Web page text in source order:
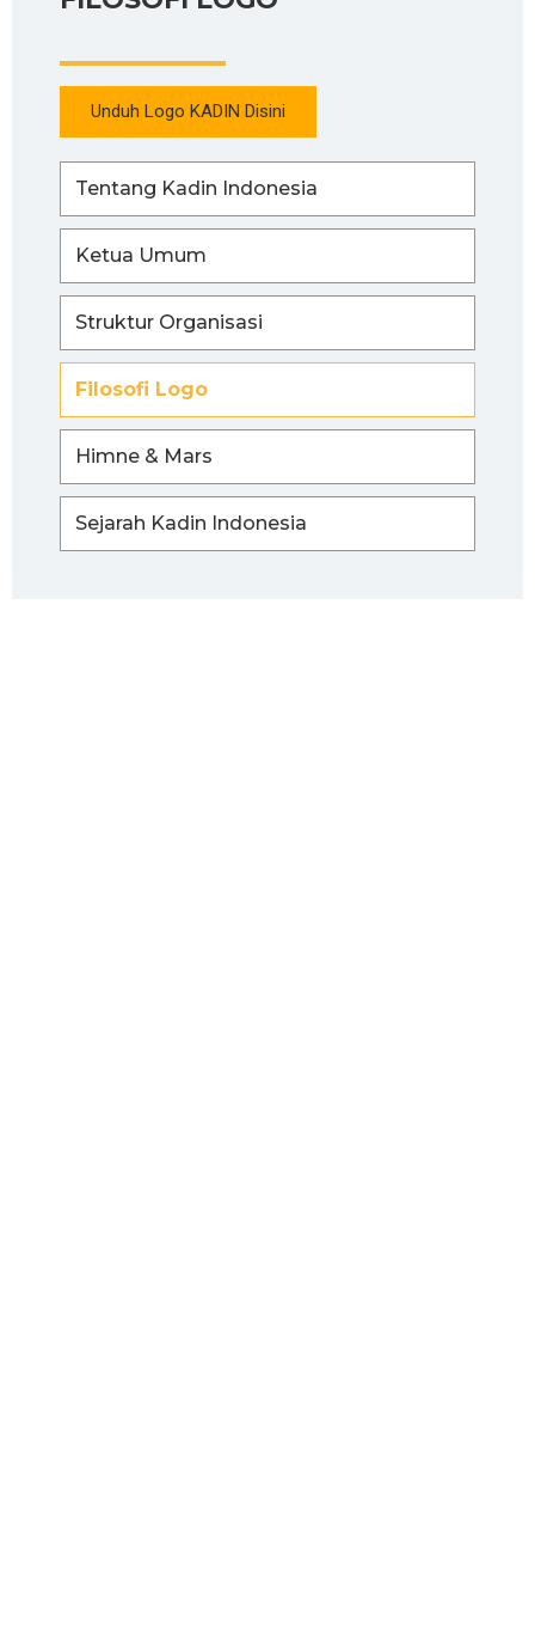
Unduh Logo KADIN Disini
Tentang Kadin Indonesia
Ketua Umum
Struktur Organisasi
Filosofi Logo
Himne & Mars
Sejarah Kadin Indonesia